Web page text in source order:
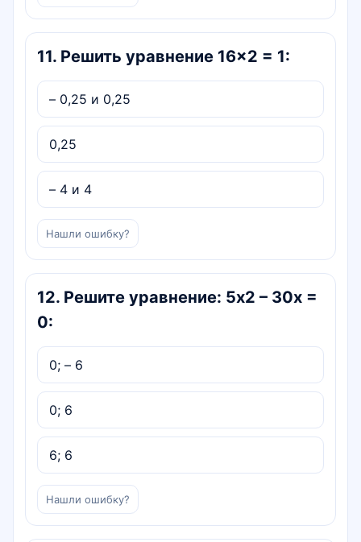
11. Решить уравнение 16×2 = 1:
– 0,25 и 0,25
0,25
– 4 и 4
Нашли ошибку?
12. Решите уравнение: 5х2 – 30х =
0:
0; – 6
0; 6
6; 6
Нашли ошибку?